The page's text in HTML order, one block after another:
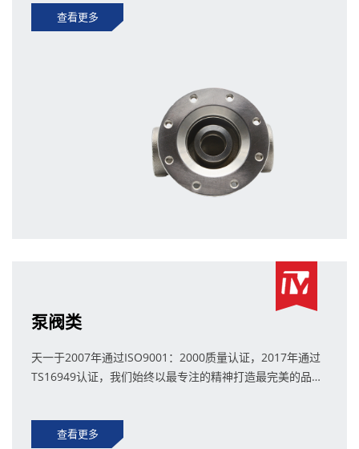
查看更多
泵阀类
天一于2007年通过ISO9001：2000质量认证，2017年通过
TS16949认证，我们始终以最专注的精神打造最完美的品
查看更多